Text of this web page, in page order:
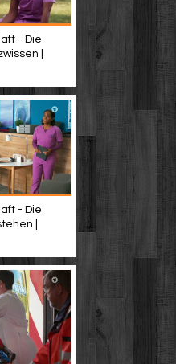
- Die
|
- Die
|